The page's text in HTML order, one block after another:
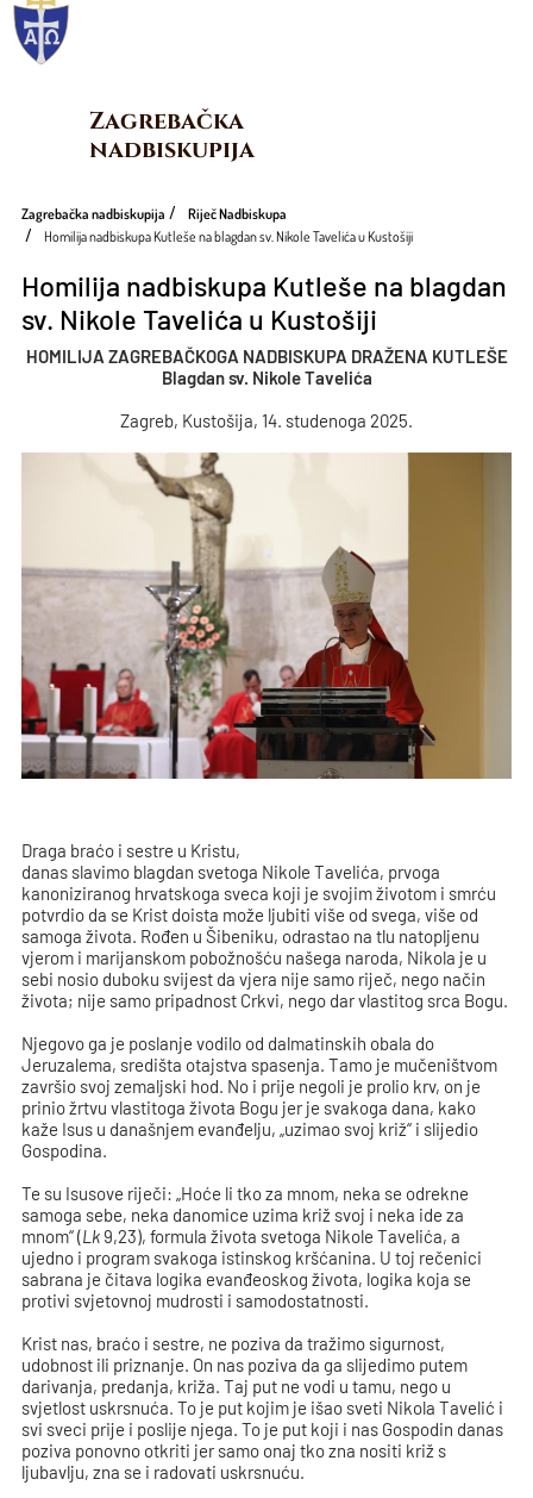
Zagrebačka
nadbiskupija
Zagrebačka nadbiskupija
Riječ Nadbiskupa
Homilija nadbiskupa Kutleše na blagdan sv. Nikole Tavelića u Kustošiji
Homilija nadbiskupa Kutleše na blagdan
sv. Nikole Tavelića u Kustošiji
HOMILIJA ZAGREBAČKOGA NADBISKUPA DRAŽENA KUTLEŠE
Blagdan sv. Nikole Tavelića
Zagreb, Kustošija, 14. studenoga 2025.
Draga braćo i sestre u Kristu,
danas slavimo blagdan svetoga Nikole Tavelića, prvoga
kanoniziranog hrvatskoga sveca koji je svojim životom i smrću
potvrdio da se Krist doista može ljubiti više od svega, više od
samoga života. Rođen u Šibeniku, odrastao na tlu natopljenu
vjerom i marijanskom pobožnošću našega naroda, Nikola je u
sebi nosio duboku svijest da vjera nije samo riječ, nego način
života; nije samo pripadnost Crkvi, nego dar vlastitog srca Bogu.
Njegovo ga je poslanje vodilo od dalmatinskih obala do
Jeruzalema, središta otajstva spasenja. Tamo je mučeništvom
završio svoj zemaljski hod. No i prije negoli je prolio krv, on je
prinio žrtvu vlastitoga života Bogu jer je svakoga dana, kako
kaže Isus u današnjem evanđelju, „uzimao svoj križ“ i slijedio
Gospodina.
Te su Isusove riječi: „Hoće li tko za mnom, neka se odrekne
samoga sebe, neka danomice uzima križ svoj i neka ide za
mnom“ (Lk9,23), formula života svetoga Nikole Tavelića, a
ujedno i program svakoga istinskog kršćanina. U toj rečenici
sabrana je čitava logika evanđeoskog života, logika koja se
protivi svjetovnoj mudrosti i samodostatnosti.
Krist nas, braćo i sestre, ne poziva da tražimo sigurnost,
udobnost ili priznanje. On nas poziva da ga slijedimo putem
darivanja, predanja, križa. Taj put ne vodi u tamu, nego u
svjetlost uskrsnuća. To je put kojim je išao sveti Nikola Tavelić i
svi sveci prije i poslije njega. To je put koji i nas Gospodin danas
poziva ponovno otkriti jer samo onaj tko zna nositi križ s
ljubavlju, zna se i radovati uskrsnuću.